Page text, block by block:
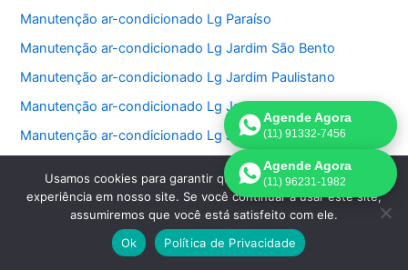
Manutenção ar-condicionado Lg Paraíso
Manutenção ar-condicionado Lg Jardim São Bento
Manutenção ar-condicionado Lg Jardim Paulistano
Manutenção ar-condicionado Lg Jardim Paulista
Manutenção ar-condicionado Lg Jardim Morumbi
Manutenção ar-condicionado Lg Jardim Fonte do Morumbi
Manutenção ar-condicionado Lg Jardim Europa
Manutenção ar-condicionado Lg Jardim das Perdizes
Manutenção ar-condicionado Lg Jardim das Acacias
Agende Agora
(11) 91332-7456
Agende Agora
(11) 96231-1982
Usamos cookies para garantir que oferecemos a melhor
experiência em nosso site. Se você continuar a usar este site,
assumiremos que você está satisfeito com ele.
Ok
Política de Privacidade